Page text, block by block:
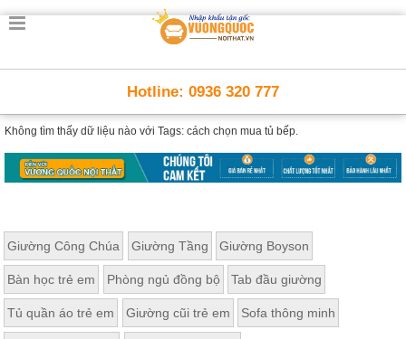
Hotline: 0936 320 777
Không tìm thấy dữ liệu nào với Tags: cách chọn mua tủ bếp.
Giường Công Chúa Giường Tầng Giường Boyson
Bàn học trẻ em Phòng ngủ đồng bộ Tab đầu giường
Tủ quần áo trẻ em Giường cũi trẻ em Sofa thông minh